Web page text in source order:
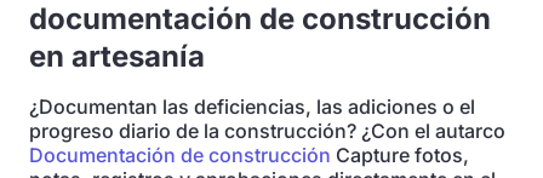
documentación de construcción
en artesanía
¿Documentan las deficiencias, las adiciones o el
progreso diario de la construcción? ¿Con el autarco
Documentación de construcción Capture fotos,